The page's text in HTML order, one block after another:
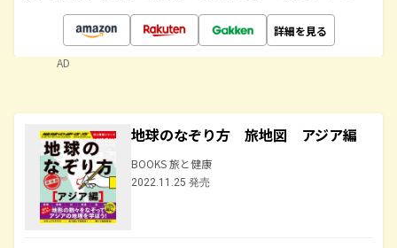
詳細を見る
AD
地球のなぞり方 旅地図 アジア編
BOOKS 旅と健康
2022.11.25 発売